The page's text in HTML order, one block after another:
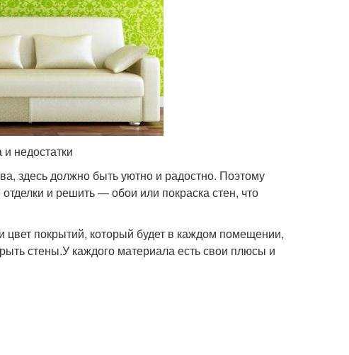
недостатки
здесь должно быть уютно и радостно. Поэтому
и решить — обои или покраска стен, что
покрытий, который будет в каждом помещении,
стены.У каждого материала есть свои плюсы и